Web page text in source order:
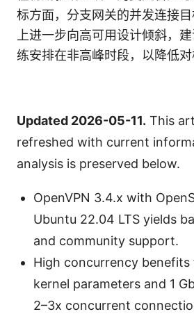
标方面，分支网关的并发连接
上进一步向高可用设计倾斜，
练安排在非高峰时段，以降低对
Updated 2026-05-11. This
refreshed with current
analysis is preserved below.
OpenVPN 3.4.x with
Ubuntu 22.04 LTS yields
and community support.
High concurrency
kernel parameters and 1
2–3x concurrent